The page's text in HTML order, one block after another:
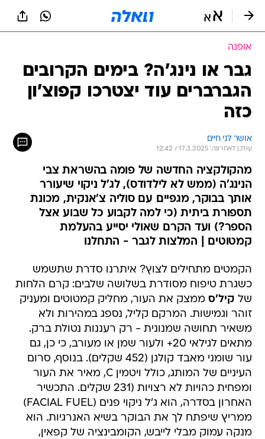
אופנה
גבר או נינג'ה? בימים הקרובים
הגברברים עוד יצטרכו קפוצ'ון
כזה
אושר לני חיים
עודכן לאחרונה: 17.3.2025 / 12:42
מהקולקציה החדשה של פומה בהשראת צבי
הנינג'ה (ממש לא לילדודס), לג'ל ניקוי שיעורר
אותך בבוקר, מגפיים עם סוליה צ'אנקית, מכונת
תספורת ביתית (כי למה לקבוע כל שבוע אצל
הספר?) ועד הקרם שאולי יסייע בהעלמת
קמטוטים | המלצות לגבר - התחלנו
הקמטים מתחילים לצוץ? איתרנו סדרת שתשמש
כשגרת טיפוח מסודרת בשלושה שלבים: קרם הלחות
של קיל'ס ממצק את העור, מחליק קמטוטים ומעניק
זוהר וגמישות. המרקם קליל, נספג במהירות ולא
משאיר תחושה שמנונית - רק רעננות נטולת ברק.
מתאים לגילאי 20+ ולעור שמן או מעורב, כי כן, גם
עור שומני מאבד קולגן (452 שקלים). בנוסף, סרום
העיניים של המותג, כולל ויטמין C, מאיר את העור
ומפחית כהויות לא רצויות (231 שקלים. התכשיר
האחרון בסדרה, הוא ג'ל ניקוי פנים (FACIAL FUEL)
ממריץ שיפתח לך את הבוקר בשיא האנרגיות. הוא
מנקה עמוק מבלי לייבש, הקומבינציה של קפאין,